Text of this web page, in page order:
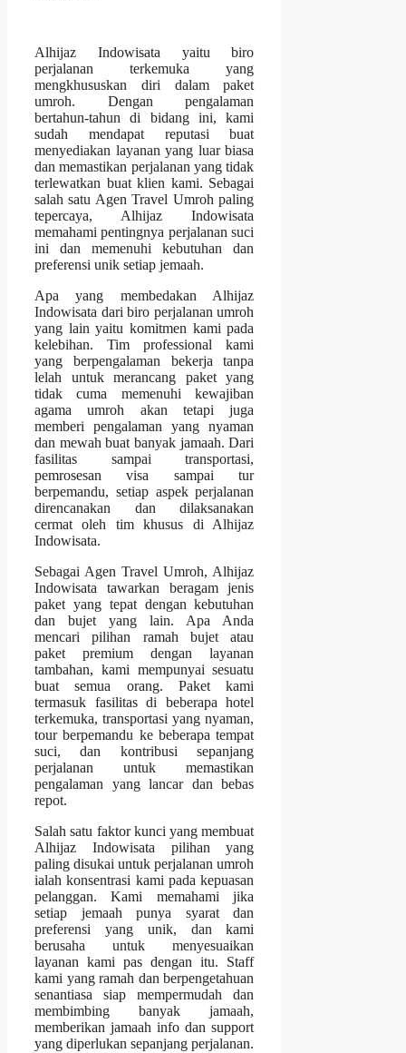
Alhijaz Indowisata yaitu biro
perjalanan terkemuka yang
mengkhususkan diri dalam paket
umroh. Dengan pengalaman
bertahun-tahun di bidang ini, kami
sudah mendapat reputasi buat
menyediakan layanan yang luar biasa
dan memastikan perjalanan yang tidak
terlewatkan buat klien kami. Sebagai
salah satu Agen Travel Umroh paling
tepercaya, Alhijaz Indowisata
memahami pentingnya perjalanan suci
ini dan memenuhi kebutuhan dan
preferensi unik setiap jemaah.
Apa yang membedakan Alhijaz
Indowisata dari biro perjalanan umroh
yang lain yaitu komitmen kami pada
kelebihan. Tim professional kami
yang berpengalaman bekerja tanpa
lelah untuk merancang paket yang
tidak cuma memenuhi kewajiban
agama umroh akan tetapi juga
memberi pengalaman yang nyaman
dan mewah buat banyak jamaah. Dari
fasilitas sampai transportasi,
pemrosesan visa sampai tur
berpemandu, setiap aspek perjalanan
direncanakan dan dilaksanakan
cermat oleh tim khusus di Alhijaz
Indowisata.
Sebagai Agen Travel Umroh, Alhijaz
Indowisata tawarkan beragam jenis
paket yang tepat dengan kebutuhan
dan bujet yang lain. Apa Anda
mencari pilihan ramah bujet atau
paket premium dengan layanan
tambahan, kami mempunyai sesuatu
buat semua orang. Paket kami
termasuk fasilitas di beberapa hotel
terkemuka, transportasi yang nyaman,
tour berpemandu ke beberapa tempat
suci, dan kontribusi sepanjang
perjalanan untuk memastikan
pengalaman yang lancar dan bebas
repot.
Salah satu faktor kunci yang membuat
Alhijaz Indowisata pilihan yang
paling disukai untuk perjalanan umroh
ialah konsentrasi kami pada kepuasan
pelanggan. Kami memahami jika
setiap jemaah punya syarat dan
preferensi yang unik, dan kami
berusaha untuk menyesuaikan
layanan kami pas dengan itu. Staff
kami yang ramah dan berpengetahuan
senantiasa siap mempermudah dan
membimbing banyak jamaah,
memberikan jamaah info dan support
yang diperlukan sepanjang perjalanan.